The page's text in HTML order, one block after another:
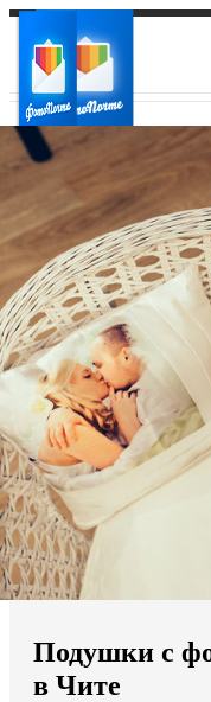
Ваш город:
Ваш регион доставки
Выберите из списка:
Мы доставляем по
Продолжить без города
Подушки с
в Чите